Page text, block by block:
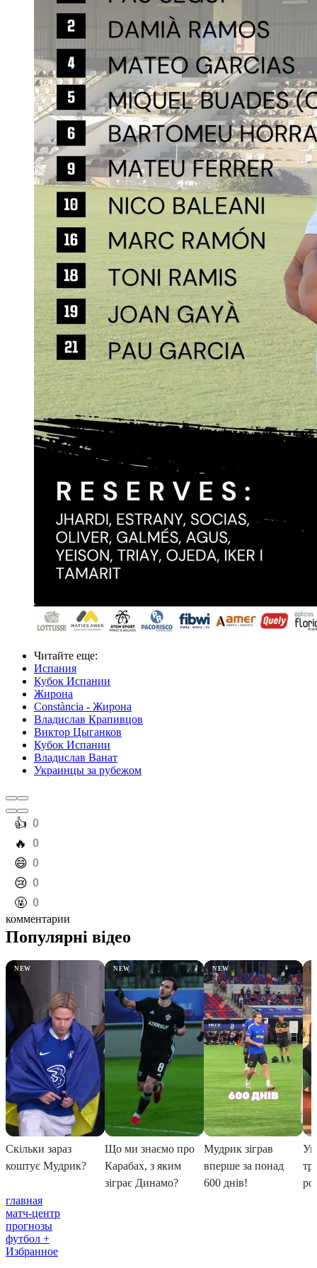
Читайте еще:
Испания
Кубок Испании
Жирона
Constància - Жирона
Владислав Крапивцов
Виктор Цыганков
Кубок Испании
Владислав Ванат
Украинцы за рубежом
️👍 0
️🔥 0
️😄 0
️😢 0
️🤬 0
комментарии
главная
матч-центр
прогнозы
футбол +
Избранное